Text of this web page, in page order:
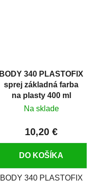
BODY 340 PLASTOFIX
sprej základná farba
na plasty 400 ml
Na sklade
10,20 €
DO KOŠÍKA
BODY 340 PLASTOFIX